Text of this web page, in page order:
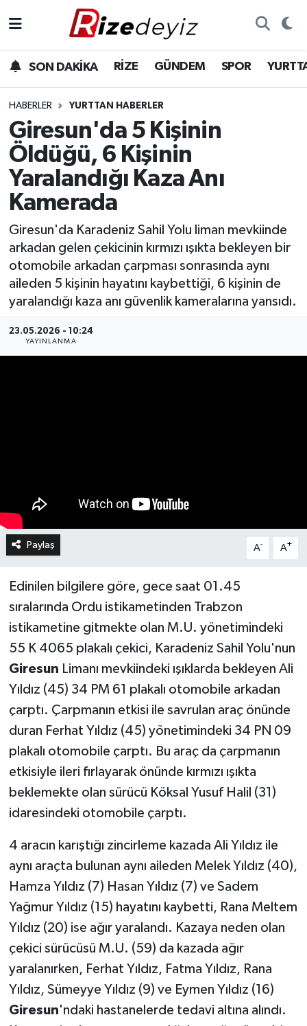
SON DAKİKA RİZE GÜNDEM SPOR
HABERLER YURTTAN HABERLER
Giresun'da 5 Kişinin
Öldüğü, 6 Kişinin
Yaralandığı Kaza Anı
Kamerada
Giresun'da Karadeniz Sahil Yolu liman mevkiinde
arkadan gelen çekicinin kırmızı ışıkta bekleyen bir
otomobile arkadan çarpması sonrasında aynı
aileden 5 kişinin hayatını kaybettiği, 6 kişinin de
yaralandığı kaza anı güvenlik kameralarına yansıdı.
23.05.2026 - 10:24
YAYINLANMA
Paylaş A- A+
Edinilen bilgilere göre, gece saat 01.45
sıralarında Ordu istikametinden Trabzon
istikametine gitmekte olan M.U. yönetimindeki
55 K 4065 plakalı çekici, Karadeniz Sahil Yolu'nun
Giresun Limanı mevkiindeki ışıklarda bekleyen Ali
Yıldız (45) 34 PM 61 plakalı otomobile arkadan
çarptı. Çarpmanın etkisi ile savrulan araç önünde
duran Ferhat Yıldız (45) yönetimindeki 34 PN 09
plakalı otomobile çarptı. Bu araç da çarpmanın
etkisiyle ileri fırlayarak önünde kırmızı ışıkta
beklemekte olan sürücü Köksal Yusuf Halil (31)
idaresindeki otomobile çarptı.
4 aracın karıştığı zincirleme kazada Ali Yıldız ile
aynı araçta bulunan aynı aileden Melek Yıldız (40),
Hamza Yıldız (7) Hasan Yıldız (7) ve Sadem
Yağmur Yıldız (15) hayatını kaybetti, Rana Meltem
Yıldız (20) ise ağır yaralandı. Kazaya neden olan
çekici sürücüsü M.U. (59) da kazada ağır
yaralanırken, Ferhat Yıldız, Fatma Yıldız, Rana
Yıldız, Sümeyye Yıldız (9) ve Eymen Yıldız (16)
Giresun'ndaki hastanelerde tedavi altına alındı.
Gündem
Yurttan Haberler
Ekonomi
Sağlık
Rize Hava Durumu
Rize Trafik Yoğunluk Haritası
Süper Lig Puan Durumu ve Fikstür
Tüm Manşetler
Son Dakika Haberleri
Haber Arşivi